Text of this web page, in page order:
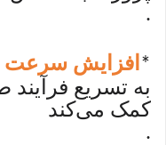
.
* افزایش
به تسریع
کمک می‌کند
.